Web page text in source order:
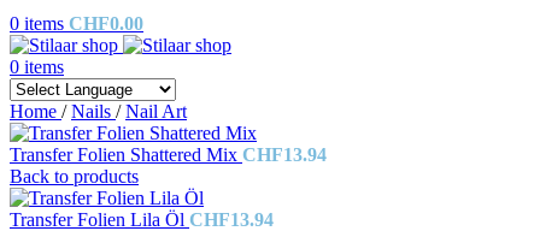
0 items CHF0.00
0 items
Home / Nails / Nail Art
Transfer Folien Shattered Mix CHF13.94
Back to products
Transfer Folien Lila Öl CHF13.94